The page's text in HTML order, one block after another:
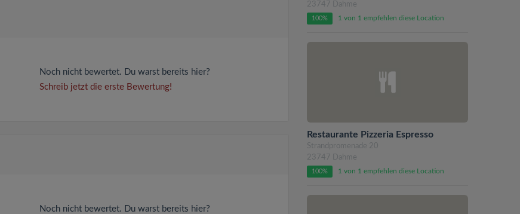
Noch nicht bewertet. Du warst bereits hier?
Schreib jetzt die erste Bewertung!
Noch nicht bewertet. Du warst bereits hier?
23747 Dahme
100% 1 von 1 empfehlen diese Location
Restaurante Pizzeria Espresso
Strandpromenade 20
23747 Dahme
100% 1 von 1 empfehlen diese Location